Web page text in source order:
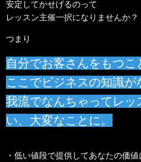
安定してかせげるのって
レッスン主催一択になりませんか？
つまり
自分でお客さんをもつこ
ここでビジネスの知識が
我流でなんちゃってレッ
い、大変なことに。
・低い値段で提供してあなたの価